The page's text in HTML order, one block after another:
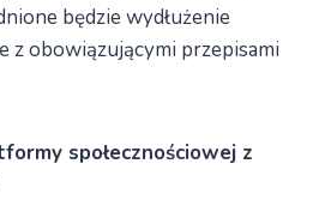
będzie wydłużenie
z obowiązującymi przepisami
społecznościowej z